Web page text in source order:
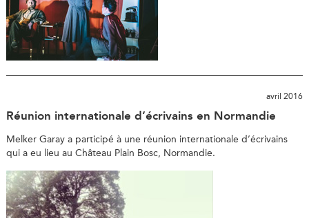
avril 2016
Réunion internationale d’écrivains en Normandie
Melker Garay a participé à une réunion internationale d’écrivains
qui a eu lieu au Château Plain Bosc, Normandie.